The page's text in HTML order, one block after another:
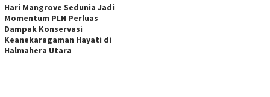
Hari Mangrove Sedunia Jadi
Momentum PLN Perluas
Dampak Konservasi
Keanekaragaman Hayati di
Halmahera Utara